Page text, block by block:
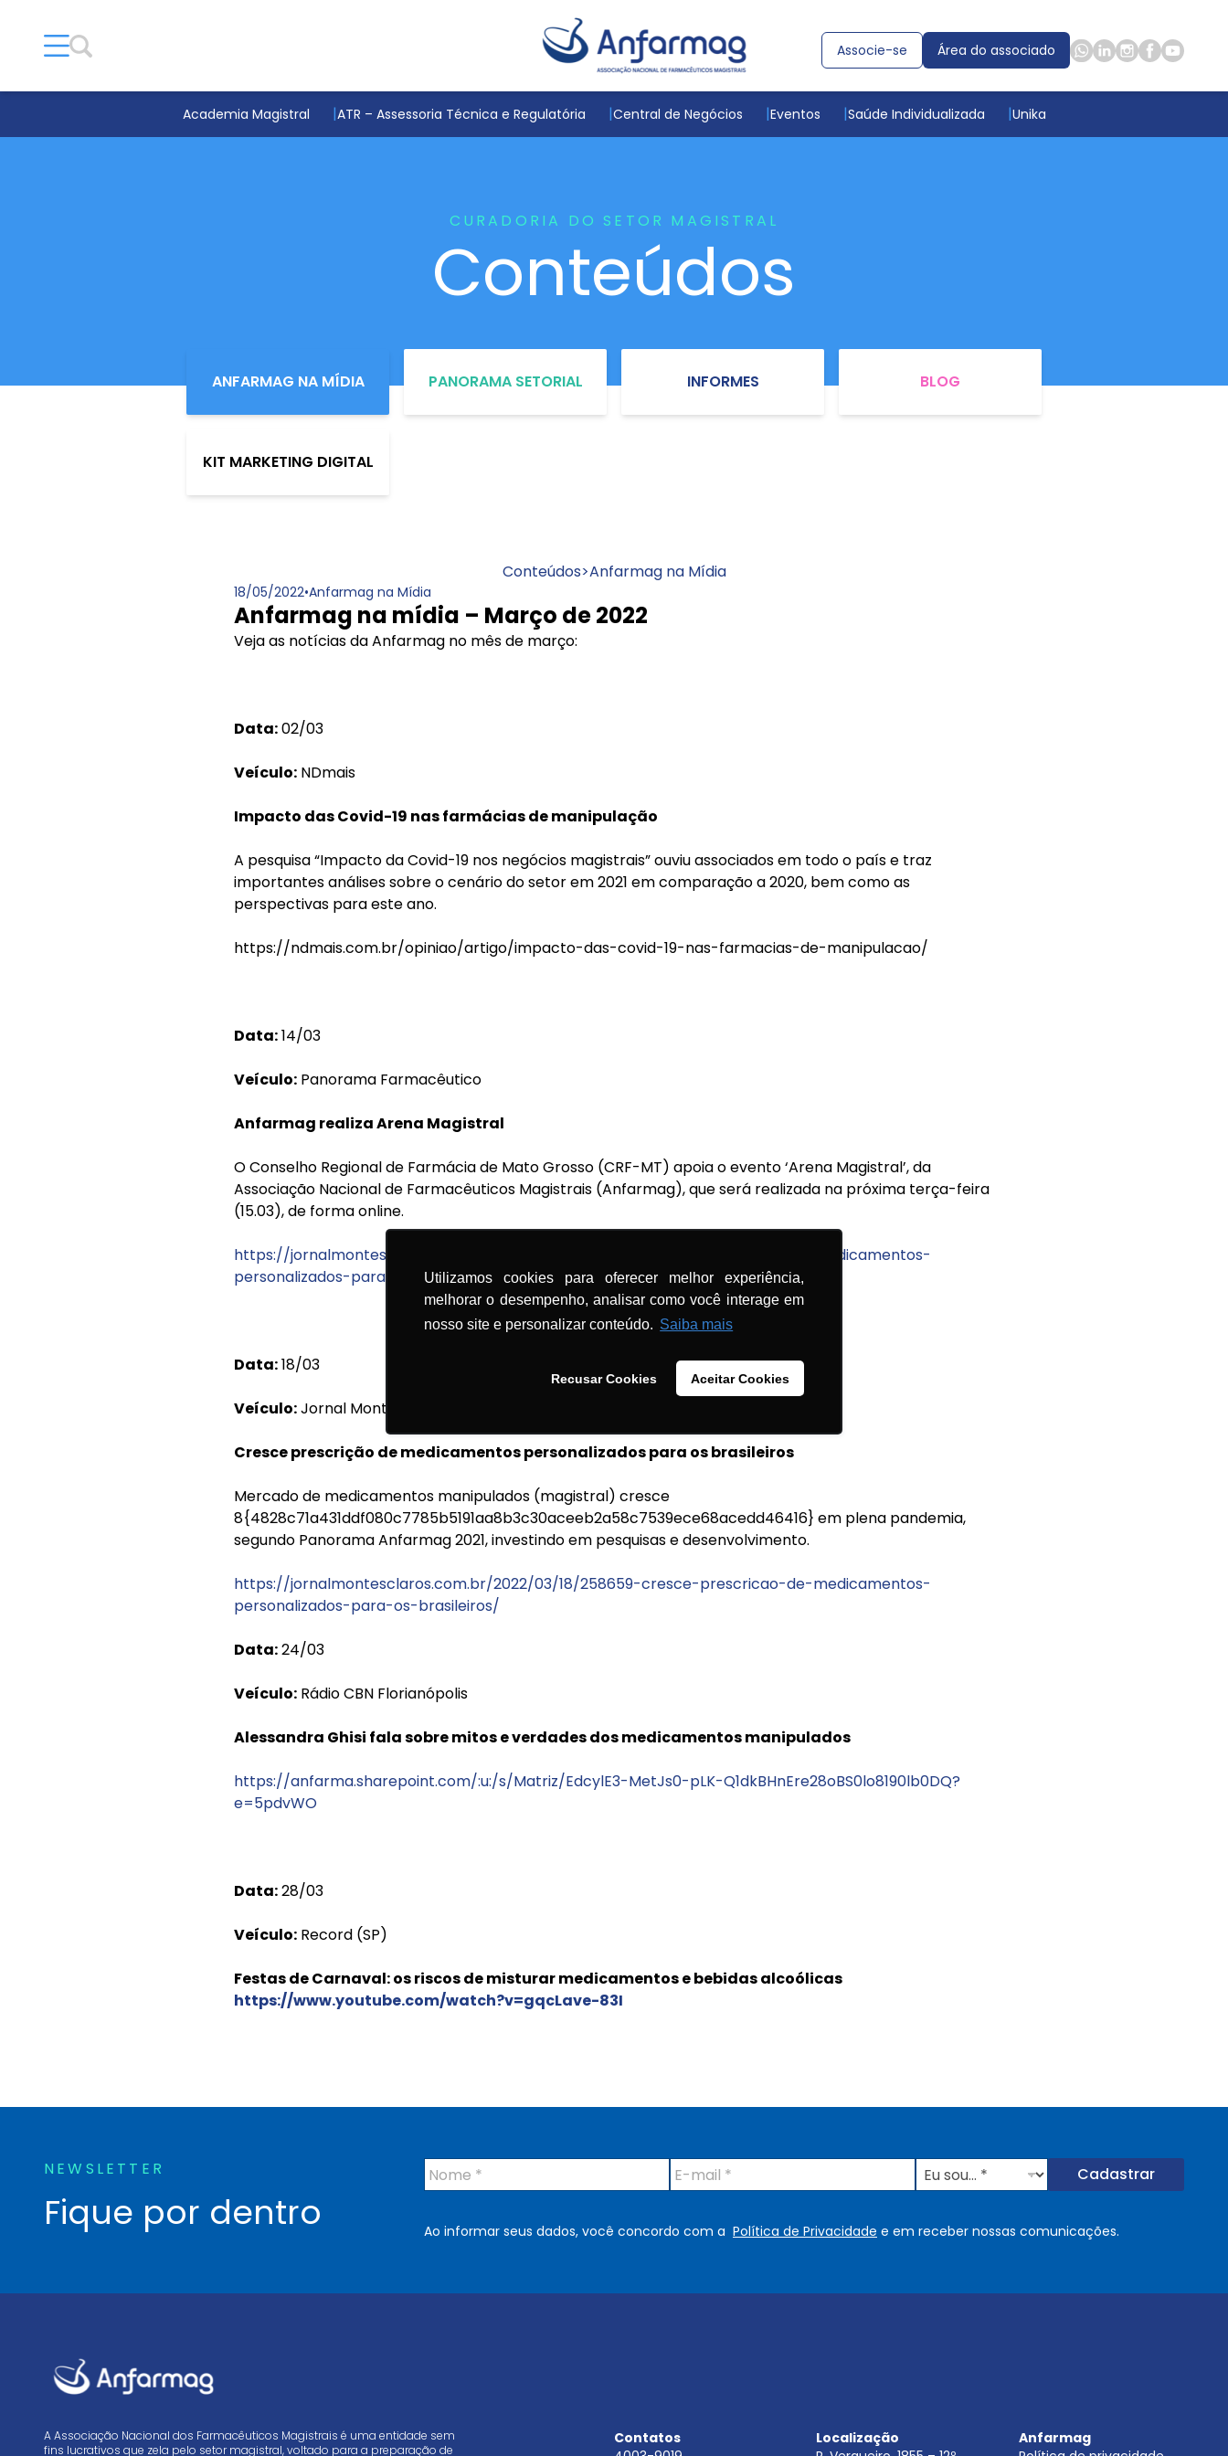
Utilizamos cookies para oferecer melhor experiência,
melhorar o desempenho, analisar como você interage em
nosso site e personalizar conteúdo. Saiba mais
Recusar Cookies Aceitar Cookies
Associe-se Área do associado
Academia Magistral ATR – Assessoria Técnica e Regulatória Central de Negócios Eventos Saúde Individualizada Unika
CURADORIA DO SETOR MAGISTRAL
Conteúdos
ANFARMAG NA MÍDIA PANORAMA SETORIAL INFORMES BLOG
KIT MARKETING DIGITAL
Conteúdos>Anfarmag na Mídia
18/05/2022•Anfarmag na Mídia
Anfarmag na mídia – Março de 2022
Veja as notícias da Anfarmag no mês de março:
Data:02/03
Veículo: NDmais
Impacto das Covid-19 nas farmácias de manipulação
A pesquisa “Impacto da Covid-19 nos negócios magistrais” ouviu associados em todo o país e traz
importantes análises sobre o cenário do setor em 2021 em comparação a 2020, bem como as
perspectivas para este ano.
https://ndmais.com.br/opiniao/artigo/impacto-das-covid-19-nas-farmacias-de-manipulacao/
Data:14/03
Veículo: Panorama Farmacêutico
Anfarmag realiza Arena Magistral
O Conselho Regional de Farmácia de Mato Grosso (CRF-MT) apoia o evento ‘Arena Magistral’, da
Associação Nacional de Farmacêuticos Magistrais (Anfarmag), que será realizada na próxima terça-feira
(15.03), de forma online.
https://jornalmontesclaros.com.br/2022/03/18/258659-cresce-prescricao-de-medicamentos-
personalizados-para-os-brasileiros/
Data:18/03
Veículo:Jornal Montes Claros
Cresce prescrição de medicamentos personalizados para os brasileiros
Mercado de medicamentos manipulados (magistral) cresce
8{4828c71a431ddf080c7785b5191aa8b3c30aceeb2a58c7539ece68acedd46416} em plena pandemia,
segundo Panorama Anfarmag 2021, investindo em pesquisas e desenvolvimento.
https://jornalmontesclaros.com.br/2022/03/18/258659-cresce-prescricao-de-medicamentos-
personalizados-para-os-brasileiros/
Data:24/03
Veículo: Rádio CBN Florianópolis
Alessandra Ghisi fala sobre mitos e verdades dos medicamentos manipulados
https://anfarma.sharepoint.com/:u:/s/Matriz/EdcylE3-MetJs0-pLK-Q1dkBHnEre28oBS0lo8190lb0DQ?
e=5pdvWO
Data:28/03
Veículo: Record (SP)
Festas de Carnaval: os riscos de misturar medicamentos e bebidas alcoólicas
https://www.youtube.com/watch?v=gqcLave-83I
NEWSLETTER
Fique por dentro
N
o
*
E
-
i
E
u
u
Cadastrar
Ao informar seus dados, você concordo com a Política de Privacidade e em receber nossas comunicações.
A Associação Nacional dos Farmacêuticos Magistrais é uma entidade sem
fins lucrativos que zela pelo setor magistral, voltado para a preparação de
Contatos
Localização
Anfarmag